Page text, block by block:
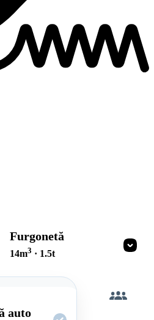
Furgonetă
14m3 · 1.5t
auto